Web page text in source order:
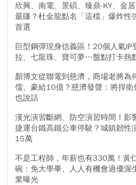
欣興、南電、景碩、臻鼎-KY、金
最賺？杜金龍點名「這檔」爆炸性
首選
巨型鋼彈現身信義區！20個人氣IP
拉、七龍珠、寶可夢…盤點打卡熱
顏博文從聯電到慈濟，商場老將為
儒、豪給10億？慈濟發聲：將捍衛
也說話
漢光演習斷網、防空演習時間！
捷運台鐵高鐵公車停駛？城鎮韌性
15萬
不是工程師，年薪也有330萬！黃
碗：免大學畢、人人有機會過優
業曝光